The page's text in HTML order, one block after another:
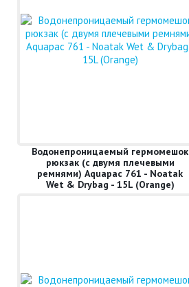
Водонепроницаемый гермомешок
рюкзак (с двумя плечевыми
ремнями) Aquapac 761 - Noatak
Wet & Drybag - 15L (Orange)